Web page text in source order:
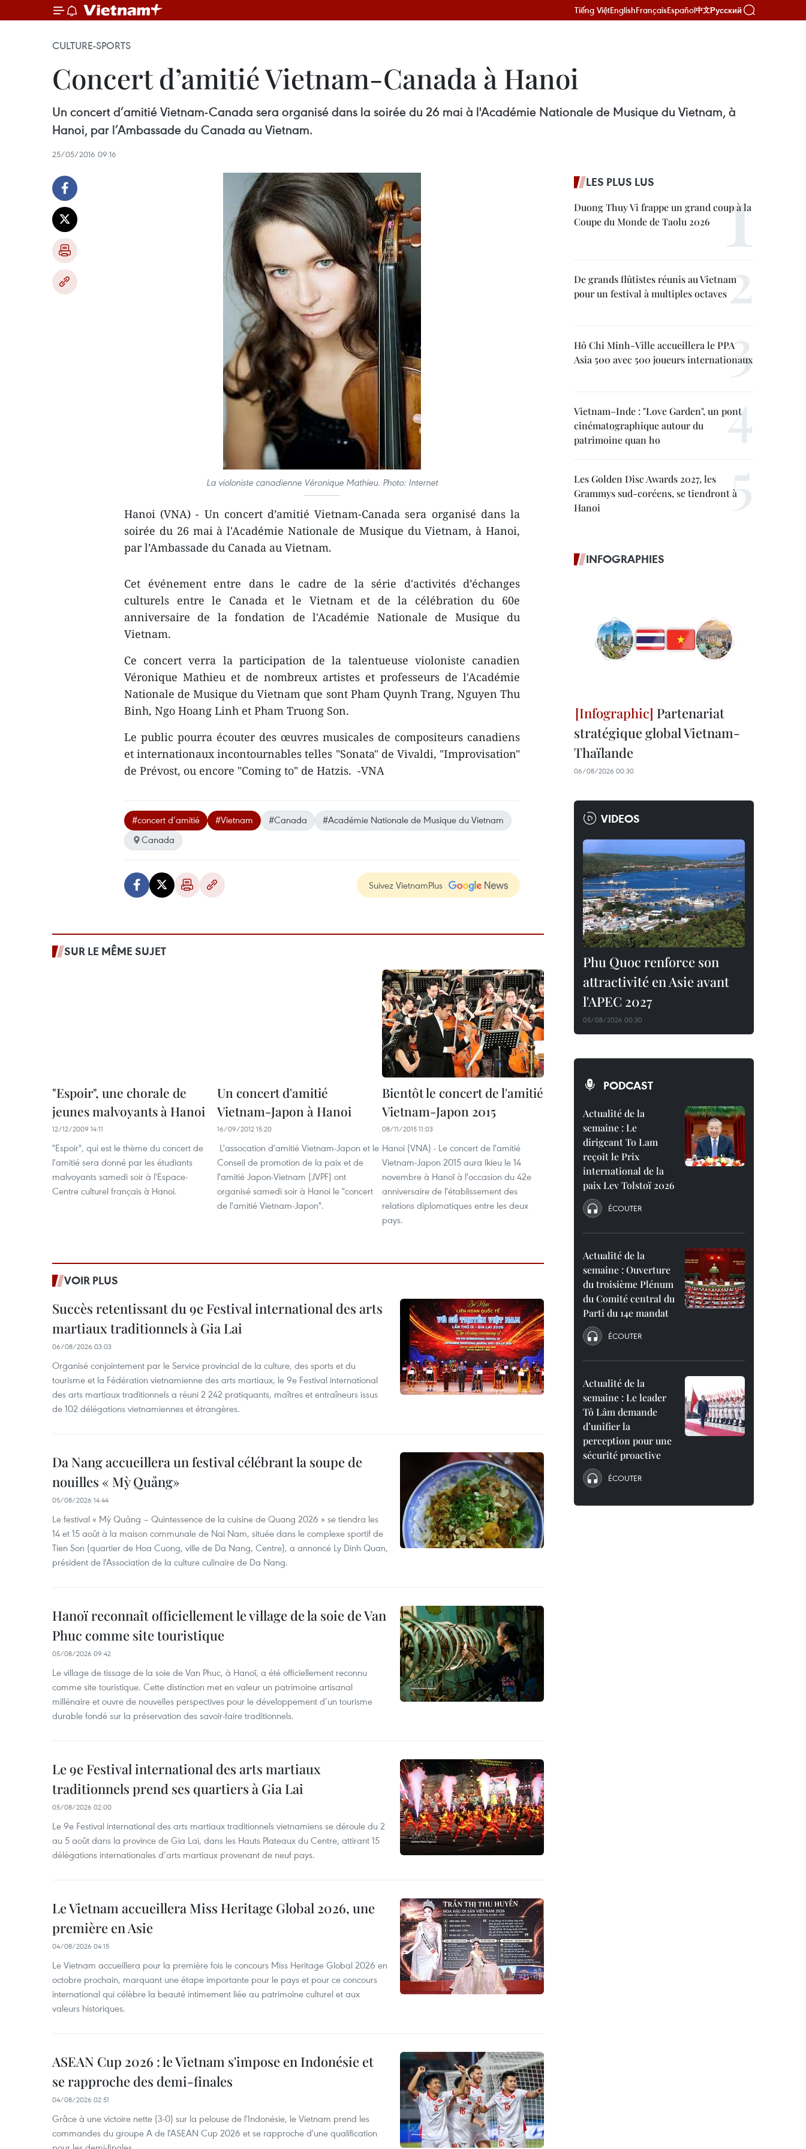
Tiếng ViệtEnglishFrançaisEspañol中文Русский
CULTURE-SPORTS
Concert d’amitié Vietnam-Canada à Hanoi
Un concert d’amitié Vietnam-Canada sera organisé dans la soirée du 26 mai à l'Académie Nationale de Musique du Vietnam, à
Hanoi, par l’Ambassade du Canada au Vietnam.
25/05/2016 09:16
La violoniste canadienne Véronique Mathieu. Photo: Internet
Hanoi (VNA) - Un concert d’amitié Vietnam-Canada sera organisé dans la
soirée du 26 mai à l'Académie Nationale de Musique du Vietnam, à Hanoi,
par l’Ambassade du Canada au Vietnam.
Cet événement entre dans le cadre de la série d'activités d’échanges
culturels entre le Canada et le Vietnam et de la célébration du 60e
anniversaire de la fondation de l'Académie Nationale de Musique du
Vietnam.
Ce concert verra la participation de la talentueuse violoniste canadien
Véronique Mathieu et de nombreux artistes et professeurs de l'Académie
Nationale de Musique du Vietnam que sont Pham Quynh Trang, Nguyen Thu
Binh, Ngo Hoang Linh et Pham Truong Son.
Le public pourra écouter des œuvres musicales de compositeurs ​canadiens
et internationaux incontournables telles "Sonata" de Vivaldi, "Improvisation"
de Prévost, ou encore "Coming to" de Hatzis. -VNA
#concert d’amitié #Vietnam #Canada
#Académie Nationale de Musique du Vietnam
Canada
Suivez VietnamPlus
SUR LE MÊME SUJET
"Espoir", une chorale de
jeunes malvoyants à Hanoi
12/12/2009 14:11
"Espoir", qui est le thème du concert de
l'amitié sera donné par les étudiants
malvoyants samedi soir à l'Espace-
Centre culturel français à Hanoi.
Un concert d'amitié
Vietnam-Japon à Hanoi
16/09/2012 15:20
L'assocation d'amitié Vietnam-Japon et le
Conseil de promotion de la paix et de
l'amitié Japon-Vietnam (JVPF) ont
organisé samedi soir à Hanoi le "concert
de l'amitié Vietnam-Japon".
Bientôt le concert de l'amitié
Vietnam-Japon 2015
08/11/2015 11:03
Hanoi (VNA) - Le concert de l'amitié
Vietnam-Japon 2015 aura lkieu le 14
novembre à Hanoï à l'occasion du 42e
anniversaire de l'établissement des
relations diplomatiques entre les deux
pays.
VOIR PLUS
Succès retentissant du 9e Festival international des arts
martiaux traditionnels à Gia Lai
06/08/2026 03:03
Organisé conjointement par le Service provincial de la culture, des sports et du
tourisme et la Fédération vietnamienne des arts martiaux, le 9e Festival international
des arts martiaux traditionnels a réuni 2 242 pratiquants, maîtres et entraîneurs issus
de 102 délégations vietnamiennes et étrangères.
Da Nang accueillera un festival célébrant la soupe de
nouilles « Mỳ Quảng»
05/08/2026 14:44
Le festival « Mỳ Quảng – Quintessence de la cuisine de Quang 2026 » se tiendra les
14 et 15 août à la maison communale de Nai Nam, située dans le complexe sportif de
Tien Son (quartier de Hoa Cuong, ville de Da Nang, Centre), a annoncé Ly Dinh Quan,
président de l'Association de la culture culinaire de Da Nang.
Hanoï reconnaît officiellement le village de la soie de Van
Phuc comme site touristique
05/08/2026 09:42
Le village de tissage de la soie de Van Phuc, à Hanoï, a été officiellement reconnu
comme site touristique. Cette distinction met en valeur un patrimoine artisanal
millénaire et ouvre de nouvelles perspectives pour le développement d’un tourisme
durable fondé sur la préservation des savoir-faire traditionnels.
Le 9e Festival international des arts martiaux
traditionnels prend ses quartiers à Gia Lai
05/08/2026 02:00
Le 9e Festival international des arts martiaux traditionnels vietnamiens se déroule du 2
au 5 août dans la province de Gia Lai, dans les Hauts Plateaux du Centre, attirant 15
délégations internationales d’arts martiaux provenant de neuf pays.
Le Vietnam accueillera Miss Heritage Global 2026, une
première en Asie
04/08/2026 04:15
Le Vietnam accueillera pour la première fois le concours Miss Heritage Global 2026 en
octobre prochain, marquant une étape importante pour le pays et pour ce concours
international qui célèbre la beauté intimement liée au patrimoine culturel et aux
valeurs historiques.
ASEAN Cup 2026 : le Vietnam s'impose en Indonésie et
se rapproche des demi-finales
04/08/2026 02:51
Grâce à une victoire nette (3-0) sur la pelouse de l'Indonésie, le Vietnam prend les
commandes du groupe A de l'ASEAN Cup 2026 et se rapproche d'une qualification
LES PLUS LUS
Duong Thuy Vi frappe un grand coup à la
Coupe du Monde de Taolu 2026
De grands flûtistes réunis au Vietnam
pour un festival à multiples octaves
Hô Chi Minh-Ville accueillera le PPA
Asia 500 avec 500 joueurs internationaux
Vietnam–Inde : "Love Garden", un pont
cinématographique autour du
patrimoine quan ho
Les Golden Disc Awards 2027, les
Grammys sud-coréens, se tiendront à
Hanoi
INFOGRAPHIES
Partenariat
stratégique global Vietnam-
Thaïlande
06/08/2026 00:30
VIDEOS
Phu Quoc renforce son
attractivité en Asie avant
l'APEC 2027
05/08/2026 00:30
PODCAST
Actualité de la
semaine : Le
dirigeant To Lam
reçoit le Prix
international de la
paix Lev Tolstoï 2026
ÉCOUTER
Actualité de la
semaine : Ouverture
du troisième Plénum
du Comité central du
Parti du 14e mandat
ÉCOUTER
Actualité de la
semaine : Le leader
Tô Lâm demande
d’unifier la
perception pour une
sécurité proactive
ÉCOUTER